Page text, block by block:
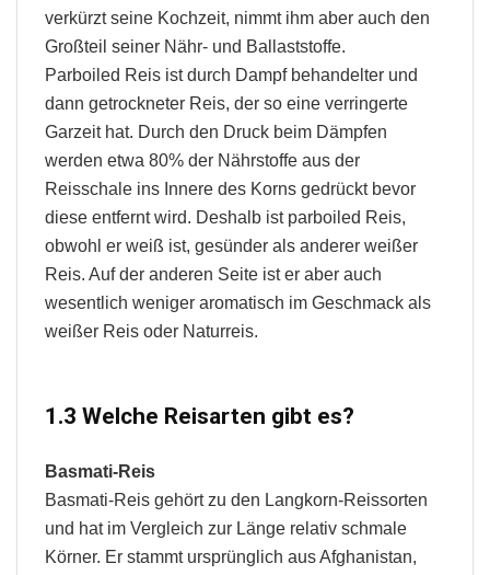
verkürzt seine Kochzeit, nimmt ihm aber auch den
Großteil seiner Nähr- und Ballaststoffe.
Parboiled Reis ist durch Dampf behandelter und
dann getrockneter Reis, der so eine verringerte
Garzeit hat. Durch den Druck beim Dämpfen
werden etwa 80% der Nährstoffe aus der
Reisschale ins Innere des Korns gedrückt bevor
diese entfernt wird. Deshalb ist parboiled Reis,
obwohl er weiß ist, gesünder als anderer weißer
Reis. Auf der anderen Seite ist er aber auch
wesentlich weniger aromatisch im Geschmack als
weißer Reis oder Naturreis.
1.3 Welche Reisarten gibt es?
Basmati-Reis
Basmati-Reis gehört zu den Langkorn-Reissorten
und hat im Vergleich zur Länge relativ schmale
Körner. Er stammt ursprünglich aus Afghanistan,